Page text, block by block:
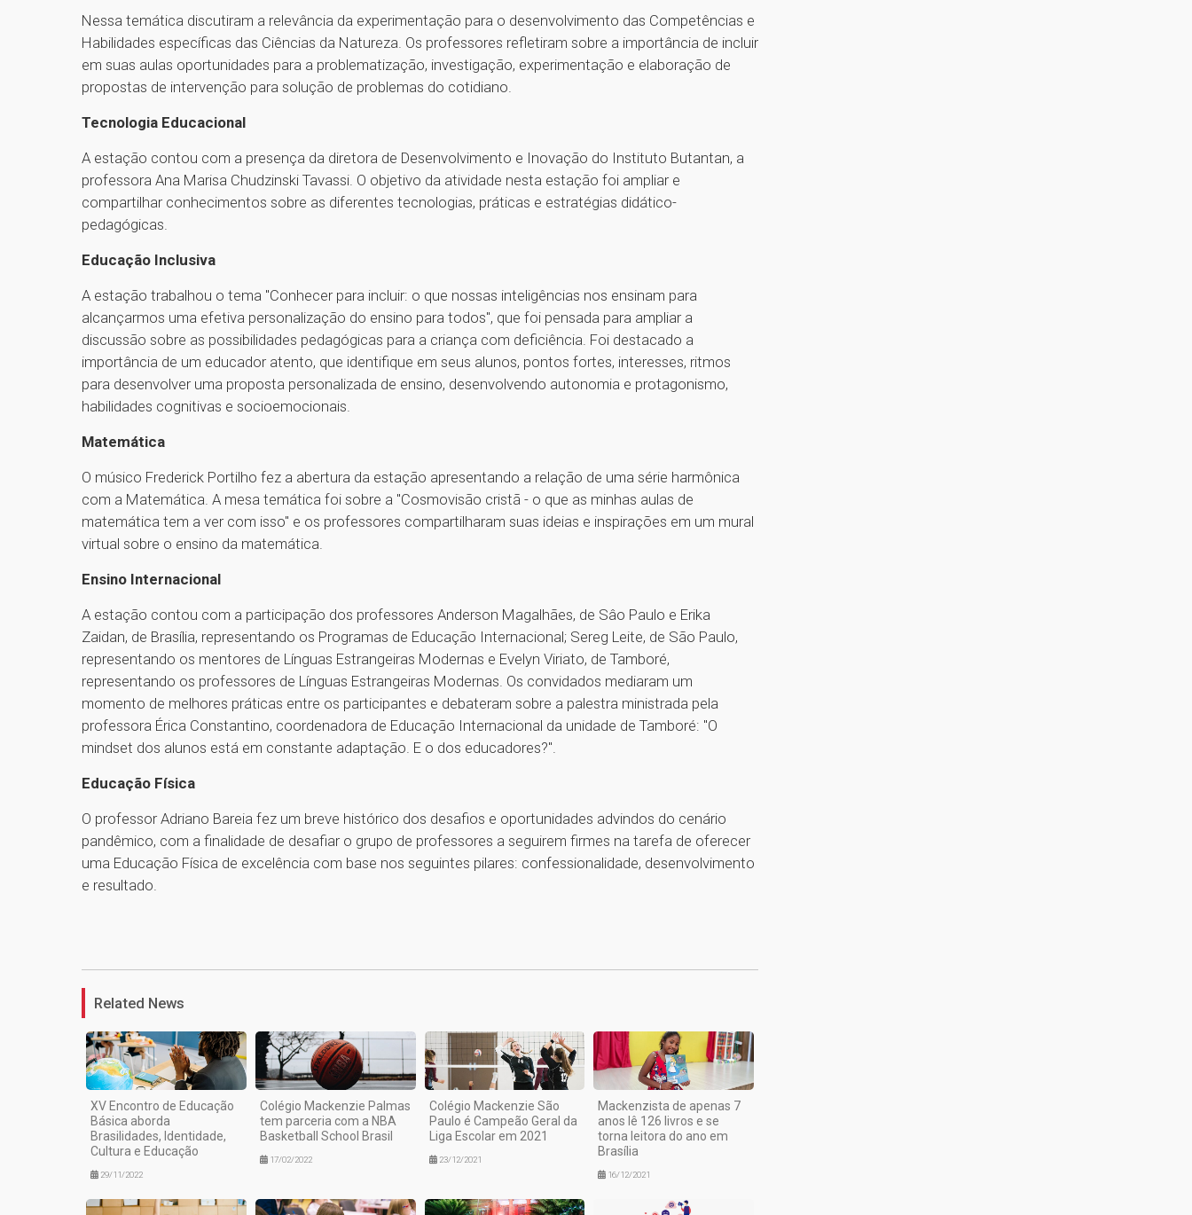
Nessa temática discutiram a relevância da experimentação para o desenvolvimento das Competências e
Habilidades específicas das Ciências da Natureza. Os professores refletiram sobre a importância de incluir
em suas aulas oportunidades para a problematização, investigação, experimentação e elaboração de
propostas de intervenção para solução de problemas do cotidiano.
Tecnologia Educacional
A estação contou com a presença da diretora de Desenvolvimento e Inovação do Instituto Butantan, a
professora Ana Marisa Chudzinski Tavassi. O objetivo da atividade nesta estação foi ampliar e
compartilhar conhecimentos sobre as diferentes tecnologias, práticas e estratégias didático-
pedagógicas.
Educação Inclusiva
A estação trabalhou o tema "Conhecer para incluir: o que nossas inteligências nos ensinam para
alcançarmos uma efetiva personalização do ensino para todos", que foi pensada para ampliar a
discussão sobre as possibilidades pedagógicas para a criança com deficiência. Foi destacado a
importância de um educador atento, que identifique em seus alunos, pontos fortes, interesses, ritmos
para desenvolver uma proposta personalizada de ensino, desenvolvendo autonomia e protagonismo,
habilidades cognitivas e socioemocionais.
Matemática
O músico Frederick Portilho fez a abertura da estação apresentando a relação de uma série harmônica
com a Matemática. A mesa temática foi sobre a "Cosmovisão cristã - o que as minhas aulas de
matemática tem a ver com isso" e os professores compartilharam suas ideias e inspirações em um mural
virtual sobre o ensino da matemática.
Ensino Internacional
A estação contou com a participação dos professores Anderson Magalhães, de Sâo Paulo e Erika
Zaidan, de Brasília, representando os Programas de Educação Internacional; Sereg Leite, de São Paulo,
representando os mentores de Línguas Estrangeiras Modernas e Evelyn Viriato, de Tamboré,
representando os professores de Línguas Estrangeiras Modernas. Os convidados mediaram um
momento de melhores práticas entre os participantes e debateram sobre a palestra ministrada pela
professora Érica Constantino, coordenadora de Educação Internacional da unidade de Tamboré: "O
mindset dos alunos está em constante adaptação. E o dos educadores?".
Educação Física
O professor Adriano Bareia fez um breve histórico dos desafios e oportunidades advindos do cenário
pandêmico, com a finalidade de desafiar o grupo de professores a seguirem firmes na tarefa de oferecer
uma Educação Física de excelência com base nos seguintes pilares: confessionalidade, desenvolvimento
e resultado.
Related News
XV Encontro de Educação
Básica aborda
Brasilidades, Identidade,
Cultura e Educação
29/11/2022
Colégio Mackenzie Palmas
tem parceria com a NBA
Basketball School Brasil
17/02/2022
Colégio Mackenzie São
Paulo é Campeão Geral da
Liga Escolar em 2021
23/12/2021
Mackenzista de apenas 7
anos lê 126 livros e se
torna leitora do ano em
Brasília
16/12/2021